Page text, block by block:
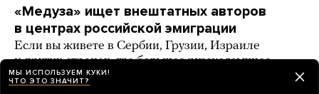
«Медуза» ищет внештатных авторов
в центрах российской эмиграции
Если вы живете в Сербии, Грузии, Израиле
и других странах, где большое русскоязычное
комьюнити, — напишите нам!
МЫ ИСПОЛЬЗУЕМ КУКИ!
ЧТО ЭТО ЗНАЧИТ?